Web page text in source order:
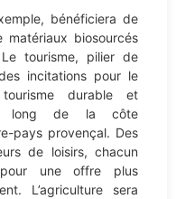
bénéficiera de
matériaux biosourcés
tourisme, pilier de
incitations pour le
durable et
le long de la côte
pays provençal. Des
de loisirs, chacun
une offre plus
L’agriculture sera